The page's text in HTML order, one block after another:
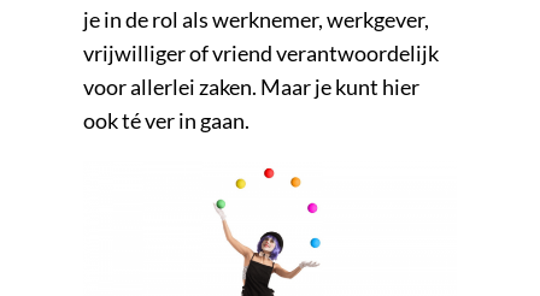
je in de rol als werknemer, werkgever,
vrijwilliger of vriend verantwoordelijk
voor allerlei zaken. Maar je kunt hier
ook té ver in gaan.